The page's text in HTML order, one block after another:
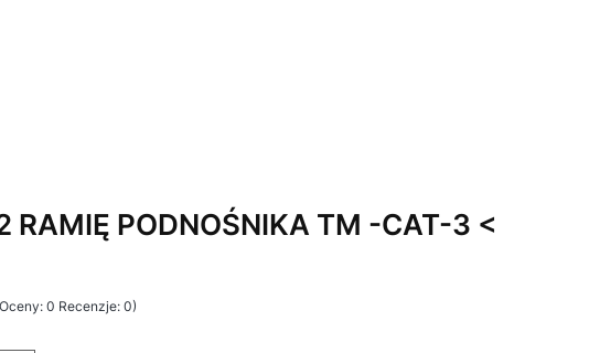
RAMIĘ PODNOŚNIKA TM -CAT-3 <
0 Recenzje: 0)